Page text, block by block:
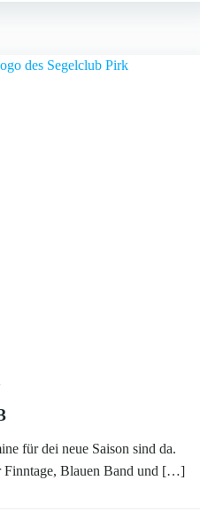
für dei neue Saison sind da.
Finntage, Blauen Band und […]